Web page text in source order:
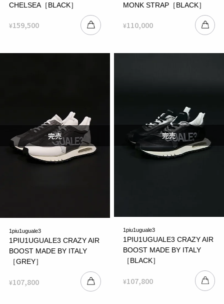
CHELSEA［BLACK］
¥159,500
MONK STRAP［BLACK］
¥110,000
1piu1uguale3
1PIU1UGUALE3 CRAZY AIR
BOOST MADE BY ITALY
［GREY］
¥107,800
1piu1uguale3
1PIU1UGUALE3 CRAZY AIR
BOOST MADE BY ITALY
［BLACK］
¥107,800